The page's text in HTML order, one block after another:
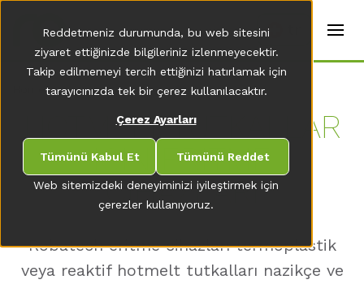
Web sitemizdeki deneyiminizi iyileştirmek için
çerezler kullanıyoruz.
Reddetmeniz durumunda, bu web sitesini
ziyaret ettiğinizde bilgileriniz izlenmeyecektir.
Takip edilmemeyi tercih ettiğinizi hatırlamak için
tarayıcınızda tek bir çerez kullanılacaktır.
Çerez Ayarları
Tümünü Kabul Et Tümünü Reddet
t
r
s
E
n
s
h
)
HOTMELT TUTKALLAR
IÇIN ERITME
CIHAZLARI
Robatech eritme cihazları termoplastik
veya reaktif hotmelt tutkalları nazikçe ve